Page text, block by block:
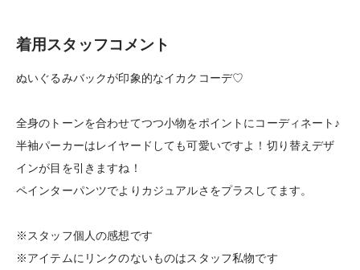
着用スタッフコメント
ぬいぐるみバックが印象的なイカクコーデ♡
全身のトーンを合わせてつつ小物をポイントにコーディネート♪
半袖パーカーはレイヤードしても可愛いですよ！切り替えデザ
インが目を引きますね！
ペインターパンツでよりカジュアルさをプラスしてます。
※スタッフ個人の感想です
※アイテムにリンクのないものはスタッフ私物です